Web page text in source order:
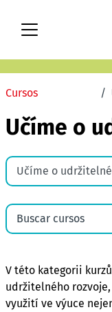
Cursos
Učíme o
Categorías
Buscar cursos
V této kategorii
udržitelného
využití ve výuce